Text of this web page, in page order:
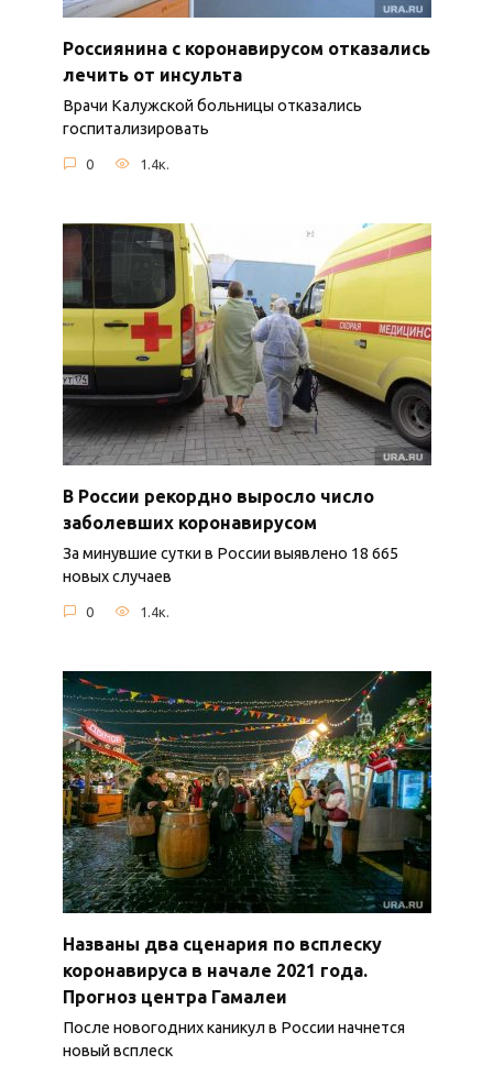
Россиянина с коронавирусом отказались
лечить от инсульта
Врачи Калужской больницы отказались
госпитализировать
0 1.4к.
В России рекордно выросло число
заболевших коронавирусом
За минувшие сутки в России выявлено 18 665
новых случаев
0 1.4к.
Названы два сценария по всплеску
коронавируса в начале 2021 года.
Прогноз центра Гамалеи
После новогодних каникул в России начнется
новый всплеск